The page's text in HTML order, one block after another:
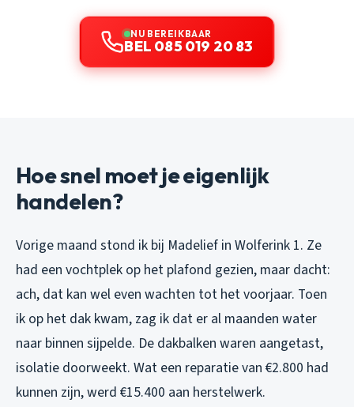
NU BEREIKBAAR
BEL 085 019 20 83
Hoe snel moet je eigenlijk
handelen?
Vorige maand stond ik bij Madelief in Wolferink 1. Ze
had een vochtplek op het plafond gezien, maar dacht:
ach, dat kan wel even wachten tot het voorjaar. Toen
ik op het dak kwam, zag ik dat er al maanden water
naar binnen sijpelde. De dakbalken waren aangetast,
isolatie doorweekt. Wat een reparatie van €2.800 had
kunnen zijn, werd €15.400 aan herstelwerk.